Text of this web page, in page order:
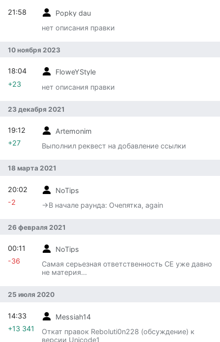
Popky dau
нет описания правки
21:58
10 ноября 2023
FloweYStyle
нет описания правки
18:04
+23
23 декабря 2021
Artemonim
Выполнил реквест на добавление ссылки
19:12
+27
18 марта 2021
NoTips
→‎В начале раунда: Очепятка, again
20:02
-2
26 февраля 2021
NoTips
Самая серьезная ответственность СЕ уже давно
не материя...
00:11
-36
25 июля 2020
Messiah14
Откат правок Reboluti0n228 (обсуждение) к
версии Unicode1
14:33
+13 341